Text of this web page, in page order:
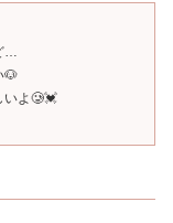
…
🐶
いよ🥲💓